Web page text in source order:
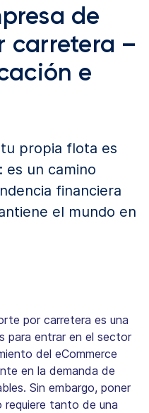
de
carretera –
e
propia flota es
es un camino
financiera
el mundo en
por carretera es una
para entrar en el sector
del eCommerce
en la demanda de
Sin embargo, poner
tanto de una